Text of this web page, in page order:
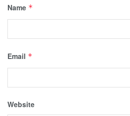
Name *
Email *
Website